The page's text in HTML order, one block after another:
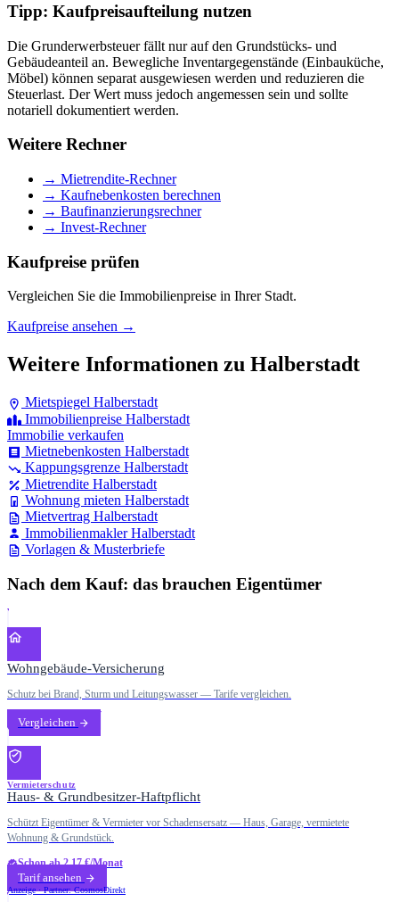
Tipp: Kaufpreisaufteilung nutzen
Die Grunderwerbsteuer fällt nur auf den Grundstücks- und
Gebäudeanteil an. Bewegliche Inventargegenstände (Einbauküche,
Möbel) können separat ausgewiesen werden und reduzieren die
Steuerlast. Der Wert muss jedoch angemessen sein und sollte
notariell dokumentiert werden.
Weitere Rechner
→ Mietrendite-Rechner
→ Kaufnebenkosten berechnen
→ Baufinanzierungsrechner
→ Invest-Rechner
Kaufpreise prüfen
Vergleichen Sie die Immobilienpreise in Ihrer Stadt.
Kaufpreise ansehen →
Weitere Informationen zu Halberstadt
Mietspiegel Halberstadt
Immobilienpreise Halberstadt
Immobilie verkaufen
Mietnebenkosten Halberstadt
Kappungsgrenze Halberstadt
Mietrendite Halberstadt
Wohnung mieten Halberstadt
Mietvertrag Halberstadt
Immobilienmakler Halberstadt
Vorlagen & Musterbriefe
Nach dem Kauf: das brauchen Eigentümer
Wohngebäude-Versicherung
Schutz bei Brand, Sturm und Leitungswasser — Tarife vergleichen.
Vergleichen
Vermieterschutz
Haus- & Grundbesitzer-Haftpflicht
Schützt Eigentümer & Vermieter vor Schadensersatz — Haus, Garage, vermietete
Wohnung & Grundstück.
Schon ab 2,17 €/Monat
Tarif ansehen
Anzeige · Partner: CosmosDirekt